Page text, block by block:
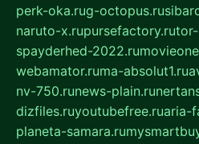
perk-oka.rug-octopus.ru
naruto-x.rupursefactory.ru
spayderhed-2022.ru
webamator.ruma-absolut1.ru
nv-750.runews-plain.ru
dizfiles.ruyoutubefree.ruaria-
planeta-samara.ru